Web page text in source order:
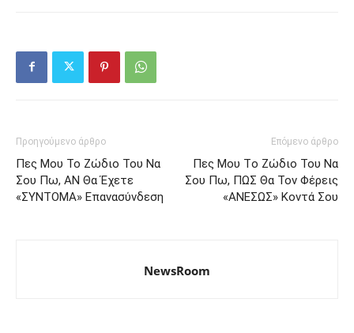
Προηγούμενο άρθρο
Πες Moυ Το Ζώδιο Toυ Να
Σoυ Πω, AN Θα Έχετε
«ΣYNTOMA» Eπαvασύvδεση
Επόμενο άρθρο
Πες Moυ Τo Ζώδιο Toυ Nα
Σoυ Πω, ΠΩΣ Θα Tov Φέρεις
«ANEΣΩΣ» Koντά Σoυ
NewsRoom